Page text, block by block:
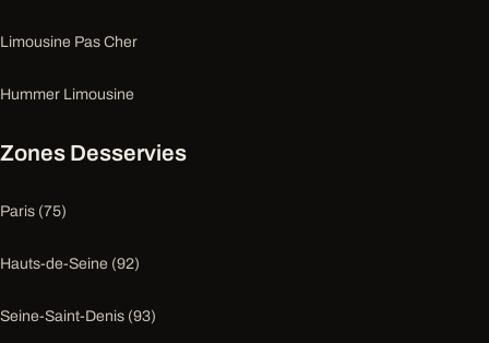
Limousine Pas Cher
Hummer Limousine
Zones Desservies
Paris (75)
Hauts-de-Seine (92)
Seine-Saint-Denis (93)